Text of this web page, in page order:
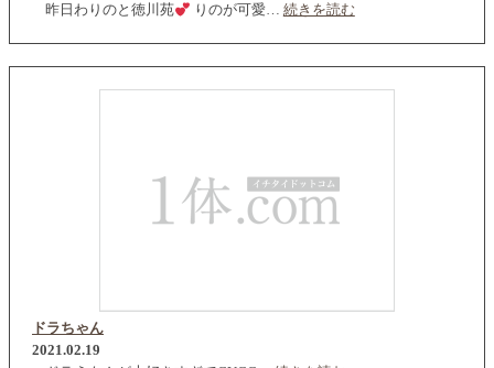
昨日わりのと徳川苑
りのが可愛… 続きを読む
ドラちゃん
2021.02.19